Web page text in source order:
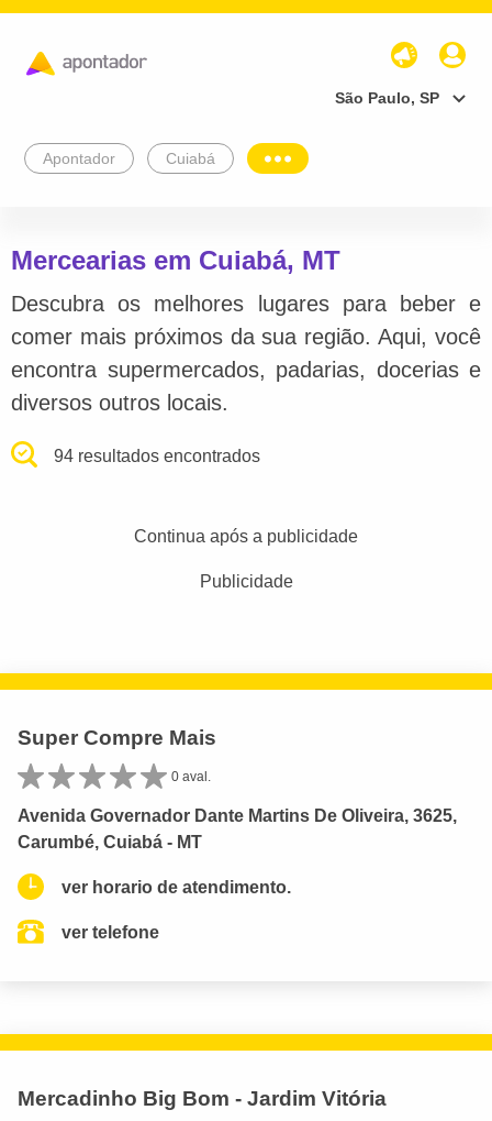
São Paulo, SP
Apontador Cuiabá
Mercearias em Cuiabá, MT
Descubra os melhores lugares para beber e
comer mais próximos da sua região. Aqui, você
encontra supermercados, padarias, docerias e
diversos outros locais.
94 resultados encontrados
Continua após a publicidade
Publicidade
Super Compre Mais
0 aval.
Avenida Governador Dante Martins De Oliveira, 3625,
Carumbé, Cuiabá - MT
ver horario de atendimento.
ver telefone
Mercadinho Big Bom - Jardim Vitória